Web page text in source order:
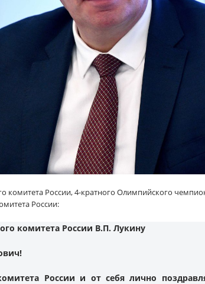
комитета России, 4-кратного Олимпийского
России:
комитета России В.П. Лукину
России и от себя лично